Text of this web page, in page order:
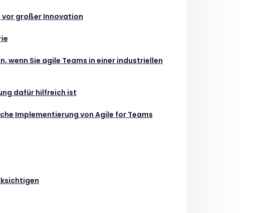
vor großer Innovation
wenn Sie agile Teams in einer industriellen
dafür hilfreich ist
Implementierung von Agile for Teams